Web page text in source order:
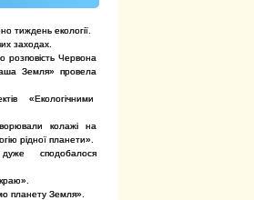
тиждень екології.
заходах.
розповість Червона
Земля» провела
«Екологічними
колажі на
рідної планети».
сподобалося
планету Земля».